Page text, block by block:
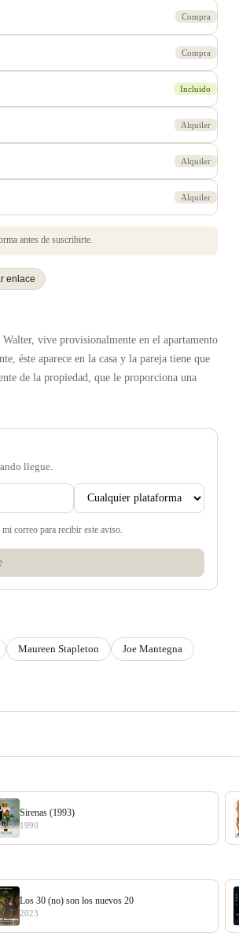
Compra
Compra
Incluido
Alquiler
Alquiler
Alquiler
antes de suscribirte.
enlace
vive provisionalmente en el apartamento
éste aparece en la casa y la pareja tiene que
de la propiedad, que le proporciona una
llegue.
correo para recibir este aviso.
Maureen Stapleton Joe Mantegna
Sirenas (1993)
1990
Los 30 (no) son los nuevos 20
2023